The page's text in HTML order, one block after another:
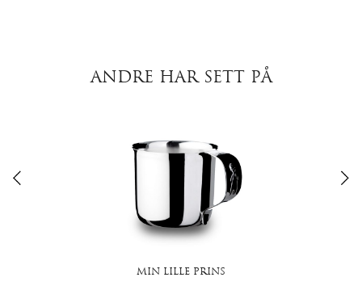
ANDRE HAR SETT PÅ
MIN LILLE PRINS